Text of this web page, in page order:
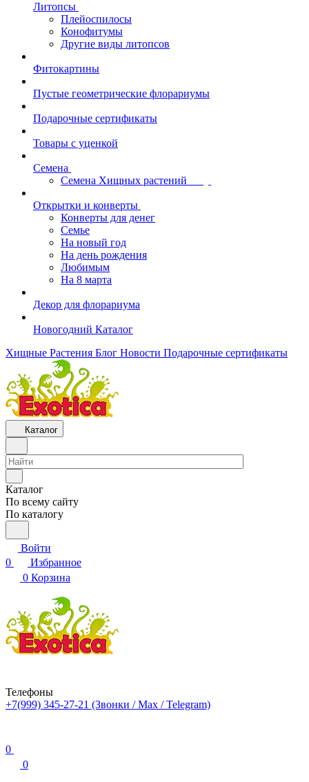
Литопсы
Плейоспилосы
Конофитумы
Другие виды литопсов
Фитокартины
Пустые геометрические флорариумы
Подарочные сертификаты
Товары с уценкой
Семена
Семена Хищных растений
Открытки и конверты
Конверты для денег
Семье
На новый год
На день рождения
Любимым
На 8 марта
Декор для флорариума
Новогодний Каталог
Хищные Растения Блог Новости Подарочные сертификаты
Каталог
Каталог
По всему сайту
По каталогу
Войти
0
Избранное
0 Корзина
Телефоны
+7(999) 345-27-21 (Звонки / Max / Telegram)
0
0